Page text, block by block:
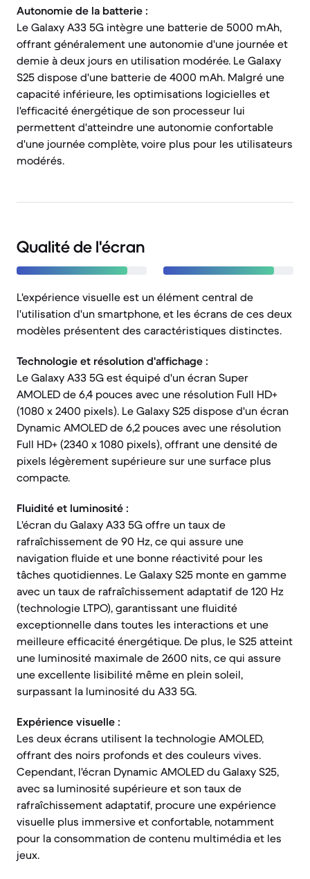
Autonomie de la batterie :
Le Galaxy A33 5G intègre une batterie de 5000 mAh,
offrant généralement une autonomie d'une journée et
demie à deux jours en utilisation modérée. Le Galaxy
S25 dispose d'une batterie de 4000 mAh. Malgré une
capacité inférieure, les optimisations logicielles et
l'efficacité énergétique de son processeur lui
permettent d'atteindre une autonomie confortable
d'une journée complète, voire plus pour les utilisateurs
modérés.
Qualité de l'écran
L'expérience visuelle est un élément central de
l'utilisation d'un smartphone, et les écrans de ces deux
modèles présentent des caractéristiques distinctes.
Technologie et résolution d'affichage :
Le Galaxy A33 5G est équipé d'un écran Super
AMOLED de 6,4 pouces avec une résolution Full HD+
(1080 x 2400 pixels). Le Galaxy S25 dispose d'un écran
Dynamic AMOLED de 6,2 pouces avec une résolution
Full HD+ (2340 x 1080 pixels), offrant une densité de
pixels légèrement supérieure sur une surface plus
compacte.
Fluidité et luminosité :
L'écran du Galaxy A33 5G offre un taux de
rafraîchissement de 90 Hz, ce qui assure une
navigation fluide et une bonne réactivité pour les
tâches quotidiennes. Le Galaxy S25 monte en gamme
avec un taux de rafraîchissement adaptatif de 120 Hz
(technologie LTPO), garantissant une fluidité
exceptionnelle dans toutes les interactions et une
meilleure efficacité énergétique. De plus, le S25 atteint
une luminosité maximale de 2600 nits, ce qui assure
une excellente lisibilité même en plein soleil,
surpassant la luminosité du A33 5G.
Expérience visuelle :
Les deux écrans utilisent la technologie AMOLED,
offrant des noirs profonds et des couleurs vives.
Cependant, l'écran Dynamic AMOLED du Galaxy S25,
avec sa luminosité supérieure et son taux de
rafraîchissement adaptatif, procure une expérience
visuelle plus immersive et confortable, notamment
pour la consommation de contenu multimédia et les
jeux.